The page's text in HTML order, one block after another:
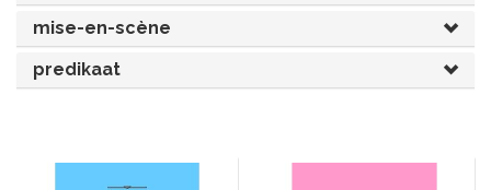
JONGERENTONEEL
JEUGDTONEEL
mise-en-scène
predikaat